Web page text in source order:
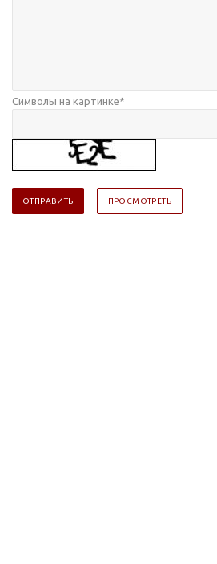
Символы на картинке*